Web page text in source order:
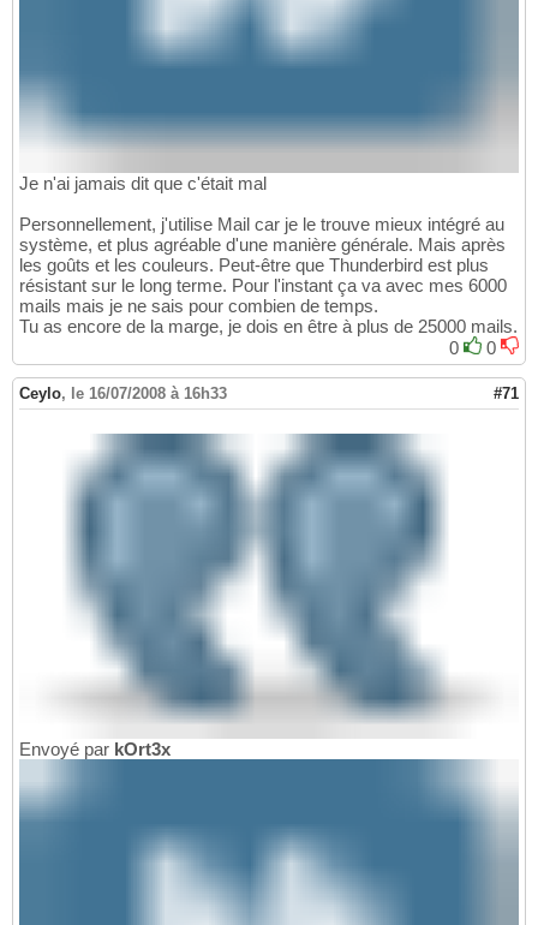
Je n'ai jamais dit que c'était mal
Personnellement, j'utilise Mail car je le trouve mieux intégré au
système, et plus agréable d'une manière générale. Mais après
les goûts et les couleurs. Peut-être que Thunderbird est plus
résistant sur le long terme. Pour l'instant ça va avec mes 6000
mails mais je ne sais pour combien de temps.
Tu as encore de la marge, je dois en être à plus de 25000 mails.
0
0
Ceylo, le 16/07/2008 à 16h33 #71
Envoyé par kOrt3x